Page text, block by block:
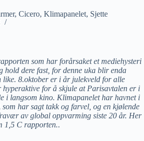
, Cicero, Klimapanelet, Sjette
som har forårsaket et mediehysteri
hold dere fast, for denne uka blir enda
like. 8.oktober er i år julekveld for alle
hyperaktive for å skjule at Parisavtalen er i
i langsom kino. Klimapanelet har havnet i
har sagt takk og farvel, og en kjølende
av global oppvarming siste 20 år. Her
1,5 C rapporten..